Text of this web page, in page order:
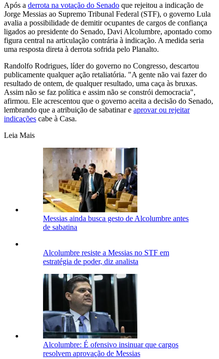
Após a derrota na votação do Senado que rejeitou a indicação de
Jorge Messias ao Supremo Tribunal Federal (STF), o governo Lula
avalia a possibilidade de demitir ocupantes de cargos de confiança
ligados ao presidente do Senado, Davi Alcolumbre, apontado como
figura central na articulação contrária à indicação. A medida seria
uma resposta direta à derrota sofrida pelo Planalto.
Randolfo Rodrigues, líder do governo no Congresso, descartou
publicamente qualquer ação retaliatória. "A gente não vai fazer do
resultado de ontem, de qualquer resultado, uma caça às bruxas.
Assim não se faz política e assim não se constrói democracia",
afirmou. Ele acrescentou que o governo aceita a decisão do Senado,
lembrando que a atribuição de sabatinar e aprovar ou rejeitar
indicações cabe à Casa.
Leia Mais
Messias ainda busca gesto de Alcolumbre antes
de sabatina
Alcolumbre resiste a Messias no STF em
estratégia de poder, diz analista
Alcolumbre: É ofensivo insinuar que cargos
resolvem aprovação de Messias